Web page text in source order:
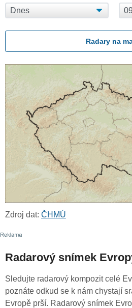
Radary na
Zdroj dat: ČHMÚ
Radarový snímek
Sledujte radarový kompozit celé
poznáte odkud se k nám chystají
Evropě prší. Radarový snímek